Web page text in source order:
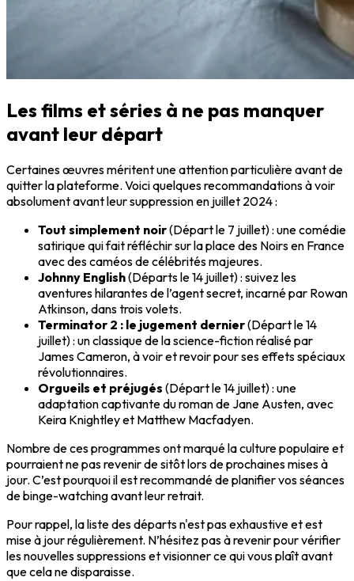
Les films et séries à ne pas manquer
avant leur départ
Certaines œuvres méritent une attention particulière avant de
quitter la plateforme. Voici quelques recommandations à voir
absolument avant leur suppression en juillet 2024 :
Tout simplement noir(Départ le 7 juillet) : une comédie
satirique qui fait réfléchir sur la place des Noirs en France
avec des caméos de célébrités majeures.
Johnny English(Départs le 14 juillet) : suivez les
aventures hilarantes de l’agent secret, incarné par Rowan
Atkinson, dans trois volets.
Terminator 2 : le jugement dernier(Départ le 14
juillet) : un classique de la science-fiction réalisé par
James Cameron, à voir et revoir pour ses effets spéciaux
révolutionnaires.
Orgueils et préjugés (Départ le 14 juillet) : une
adaptation captivante du roman de Jane Austen, avec
Keira Knightley et Matthew Macfadyen.
Nombre de ces programmes ont marqué la culture populaire et
pourraient ne pas revenir de sitôt lors de prochaines mises à
jour. C’est pourquoi il est recommandé de planifier vos séances
de binge-watching avant leur retrait.
Pour rappel, la liste des départs n'est pas exhaustive et est
mise à jour régulièrement. N’hésitez pas à revenir pour vérifier
les nouvelles suppressions et visionner ce qui vous plaît avant
que cela ne disparaisse.